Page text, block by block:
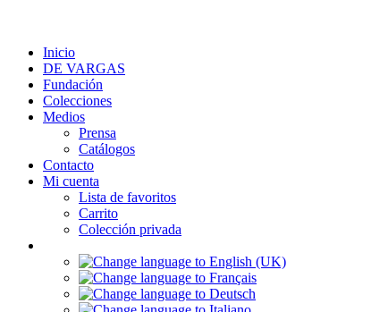
Inicio
DE VARGAS
Fundación
Colecciones
Medios
Prensa
Catálogos
Contacto
Mi cuenta
Lista de favoritos
Carrito
Colección privada